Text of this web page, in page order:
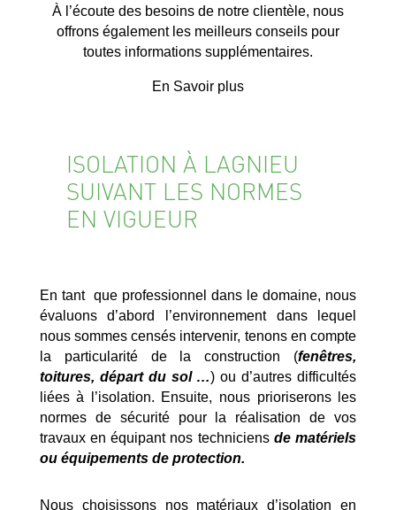
À l’écoute des besoins de notre clientèle, nous
offrons également les meilleurs conseils pour
toutes informations supplémentaires.
En Savoir plus
ISOLATION À LAGNIEU
SUIVANT LES NORMES
EN VIGUEUR
En tant que professionnel dans le domaine, nous
évaluons d’abord l’environnement dans lequel
nous sommes censés intervenir, tenons en compte
la particularité de la construction (fenêtres,
toitures, départ du sol …) ou d’autres difficultés
liées à l’isolation. Ensuite, nous prioriserons les
normes de sécurité pour la réalisation de vos
travaux en équipant nos techniciens de matériels
ou équipements de protection.
Nous choisissons nos matériaux d’isolation en